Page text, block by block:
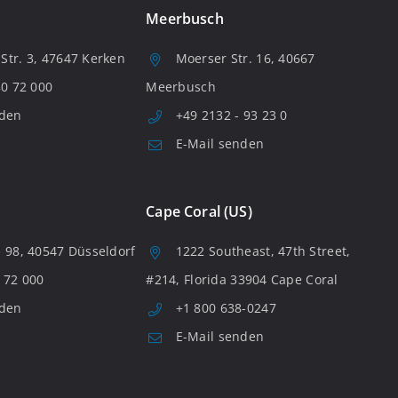
3, 47647 Kerken
72 000
Meerbusch
Moerser Str. 16, 40667
Meerbusch
+49 2132 - 93 23 0
E-Mail senden
98, 40547 Düsseldorf
000
Cape Coral (US)
1222 Southeast, 47th Street,
#214, Florida 33904 Cape Coral
+1 800 638-0247
E-Mail senden